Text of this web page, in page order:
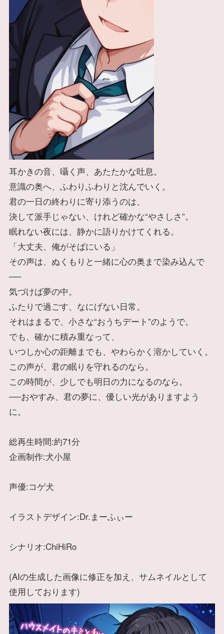
耳かきの音、囁く声、あたたかな吐息。
意識の奥へ、ふわりふわりと沈んでいく。
君の一日の終わりに寄り添うのは、
決して派手じゃない、けれど確かな“やさしさ”。
眠れない夜には、静かに語りかけてくれる。
「大丈夫、俺がそばにいる」
その声は、ぬくもりと一緒に心の奥まで染み込んで
──
気づけば夢の中。
ふたりで過ごす、なにげない日常。
それはまるで、小さな“おうちデート”のようで。
でも、確かに積み重なって、
いつしか心の距離までも、やわらかく溶かしていく。
この声が、君の眠りを守れるのなら。
この時間が、少しでも明日の力になるのなら。
──おやすみ、君の夢に、優しい光がありますよう
に。
総再生時間:約71分
企画制作:犬小屋
声優:コゲ犬
イラストデザイン:Dr.まーふぃー
シナリオ:ChiHiRo
(AIの生成した画像に修正を加え、サムネイルとして
使用しております)